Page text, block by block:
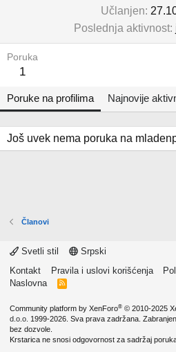
Učlanjen
Poslednja aktivnost
Poruka
1
Poruke na profilima Najnovije
Još uvek nema poruka na
Članovi
Svetli stil
Srpski
Kontakt
Pravila i uslovi korišćenja
Naslovna
R
Community platform by XenForo® © 2010-2025
d.o.o. 1999-2026. Sva prava zadržana.
bez dozvole.
Krstarica ne snosi odgovornost za sadržaj